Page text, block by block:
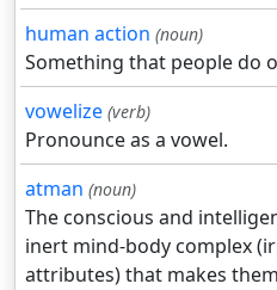
human action (noun)
Something that people do
vowelize (verb)
Pronounce as a vowel.
atman (noun)
The conscious and
inert mind-body complex
attributes) that makes